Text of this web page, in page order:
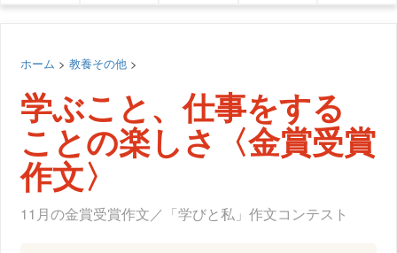
ホーム >教養その他 >
学ぶこと、仕事をする
ことの楽しさ〈金賞受賞
作文〉
11月の金賞受賞作文／「学びと私」作文コンテスト